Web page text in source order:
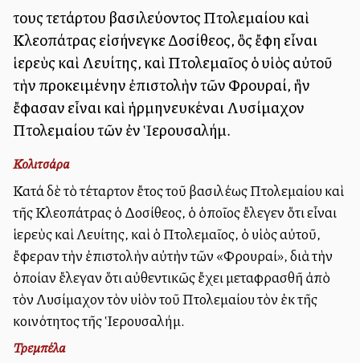
Ἔτους τετάρτου βασιλεύοντος Πτολεμαίου καὶ
Κλεοπάτρας εἰσήνεγκε Δοσίθεος, ὃς ἔφη εἶναι
ἱερεὺς καὶ Λευίτης, καὶ Πτολεμαῖος ὁ υἱὸς αὐτοῦ
τὴν προκειμένην ἐπιστολὴν τῶν Φρουραί, ἣν
ἔφασαν εἶναι καὶ ἡρμηνευκέναι Λυσίμαχον
Πτολεμαίου τῶν ἐν Ἱερουσαλήμ.
Κολιτσάρα
Κατά δὲ τὸ τέταρτον ἔτος τοῦ βασιλέως Πτολεμαίου καὶ
τῆς Κλεοπάτρας ὁ Δοσίθεος, ὁ ὁποῖος ἔλεγεν ὅτι εἶναι
ἱερεὺς καὶ Λευίτης, καὶ ὁ Πτολεμαῖος, ὁ υἱὸς αὐτοῦ,
ἔφεραν τὴν ἐπιστολὴν αὐτὴν τῶν «Φρουραί», διὰ τὴν
ὁποίαν ἔλεγαν ὅτι αὐθεντικῶς ἔχει μεταφρασθῆ ἀπὸ
τὸν Λυσίμαχον τὸν υἱὸν τοῦ Πτολεμαίου τὸν ἐκ τῆς
κοινότητος τῆς Ἱερουσαλήμ.
Τρεμπέλα